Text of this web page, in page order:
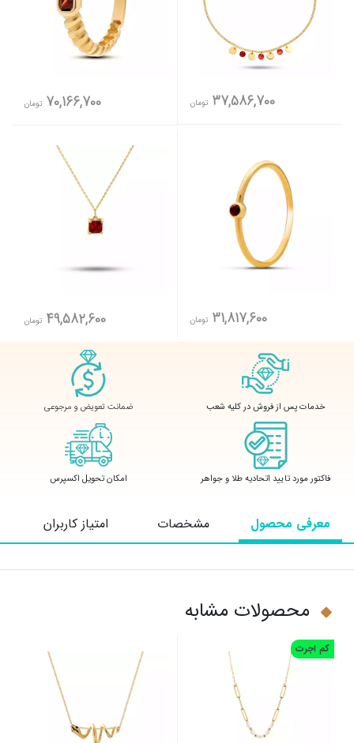
37,586,700 تومان 70,166,700 تومان
31,817,600 تومان 49,582,600 تومان
خدمات پس از فروش در کلیه شعب ضمانت تعویض و مرجوعی
فاکتور مورد تایید اتحادیه طلا و جواهر امکان تحویل اکسپرس
معرفی محصول مشخصات امتیاز کاربران
محصولات مشابه
کم اجرت